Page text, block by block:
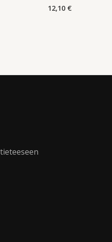
12,10 €